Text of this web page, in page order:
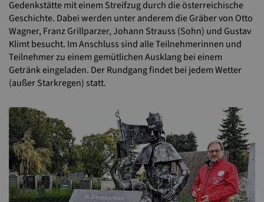
Gedenkstätte mit einem Streifzug durch die österreichische
Geschichte. Dabei werden unter anderem die Gräber von Otto
Wagner, Franz Grillparzer, Johann Strauss (Sohn) und Gustav
Klimt besucht. Im Anschluss sind alle Teilnehmerinnen und
Teilnehmer zu einem gemütlichen Ausklang bei einem
Getränk eingeladen. Der Rundgang findet bei jedem Wetter
(außer Starkregen) statt.